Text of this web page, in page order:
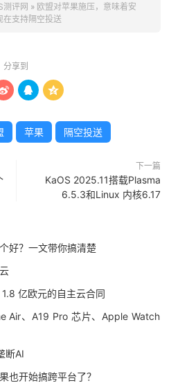
测评网 » 欧盟对苹果施压，意味着安
在支持隔空投送
分享到
 
苹果 隔空投送
下一篇
KaOS 2025.11搭载Plasma
6.5.3和Linux 内核6.17
好？一文带你搞清楚
亿欧元的自主云合同
Air、A19 Pro 芯片、Apple Watch
断AI
也开始搞跨平台了？